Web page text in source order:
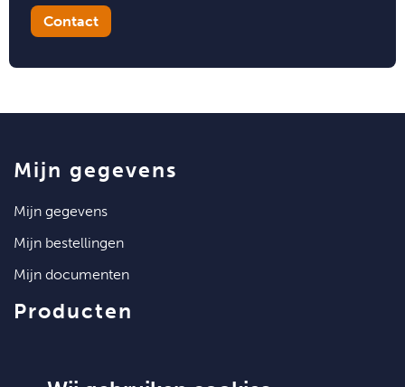
Contact
mijn gegevens
mijn gegevens
mijn bestellingen
mijn documenten
producten